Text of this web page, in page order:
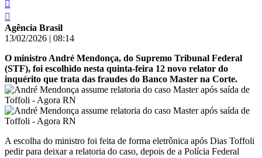
Agência Brasil
13/02/2026 | 08:14
O ministro André Mendonça, do Supremo Tribunal Federal
(STF), foi escolhido nesta quinta-feira 12 novo relator do
inquérito que trata das fraudes do Banco Master na Corte.
A escolha do ministro foi feita de forma eletrônica após Dias Toffoli
pedir para deixar a relatoria do caso, depois de a Polícia Federal